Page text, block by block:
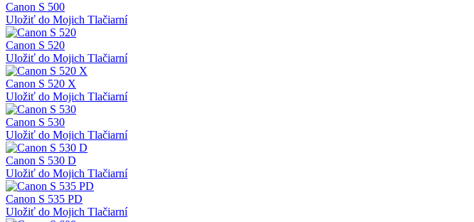
Canon S 500
Uložiť do Mojich Tlačiarní
Canon S 520
Uložiť do Mojich Tlačiarní
Canon S 520 X
Uložiť do Mojich Tlačiarní
Canon S 530
Uložiť do Mojich Tlačiarní
Canon S 530 D
Uložiť do Mojich Tlačiarní
Canon S 535 PD
Uložiť do Mojich Tlačiarní